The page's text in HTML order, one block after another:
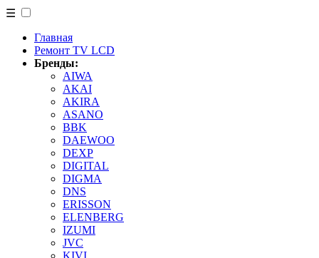
☰
Главная
Ремонт TV LCD
Бренды:
AIWA
AKAI
AKIRA
ASANO
BBK
DAEWOO
DEXP
DIGITAL
DIGMA
DNS
ERISSON
ELENBERG
IZUMI
JVC
KIVI